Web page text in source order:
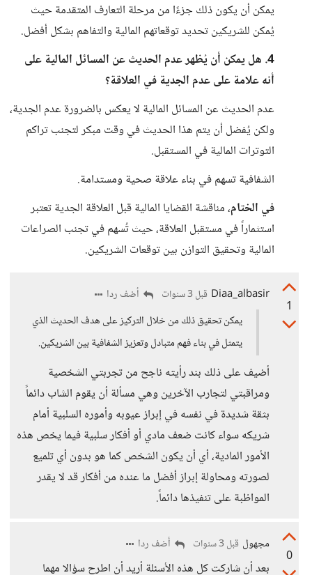
يمكن أن يكون ذلك جزءًا من مرحلة التعارف المتقدمة حيث
يُمكن للشريكين تحديد توقعاتهم المالية والتفاهم بشكل أفضل.
4. هل يمكن أن يُظهر عدم الحديث عن المسائل المالية على
أنه علامة على عدم الجدية في العلاقة؟
عدم الحديث عن المسائل المالية لا يعكس بالضرورة عدم الجدية،
ولكن يُفضل أن يتم هذا الحديث في وقت مبكر لتجنب تراكم
التوترات المالية في المستقبل.
الشفافية تسهم في بناء علاقة صحية ومستدامة.
في الختام، مناقشة القضايا المالية قبل العلاقة الجدية تعتبر
استثماراً في مستقبل العلاقة، حيث تُسهم في تجنب الصراعات
المالية وتحقيق التوازن بين توقعات الشريكين.
1
Diaa_albasir قبل 3 سنوات
أضف ردا
يمكن تحقيق ذلك من خلال التركيز على هدف الحديث الذي
يتمثل في بناء فهم متبادل وتعزيز الشفافية بين الشريكين.
أضيف على ذلك بند رأيته ناجح من تجربتي الشخصية
ومراقبتي لتجارب الآخرين وهي مسألة أن يقوم الشاب دائماً
بثقة شديدة في نفسه في إبراز عيوبه وأموره السلبية أمام
شريكه سواء كانت ضعف مادي أو أفكار سلبية فيما يخص هذه
الأمور المادية، أي أن يكون الشخص كما هو بدون أي تلميع
لصورته ومحاولة إبراز أفضل ما عنده من أفكار قد لا يقدر
المواظبة على تنفيذها دائماً.
0
مجهول قبل 3 سنوات أضف ردا
بعد أن شاركت كل هذه الأسئلة أريد أن اطرح سؤالا مهما